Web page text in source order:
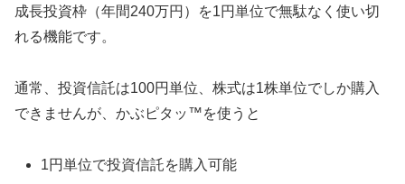
成長投資枠（年間240万円）を1円単位で無駄なく使い切
れる機能です。
通常、投資信託は100円単位、株式は1株単位でしか購入
できませんが、かぶピタッ™を使うと
1円単位で投資信託を購入可能